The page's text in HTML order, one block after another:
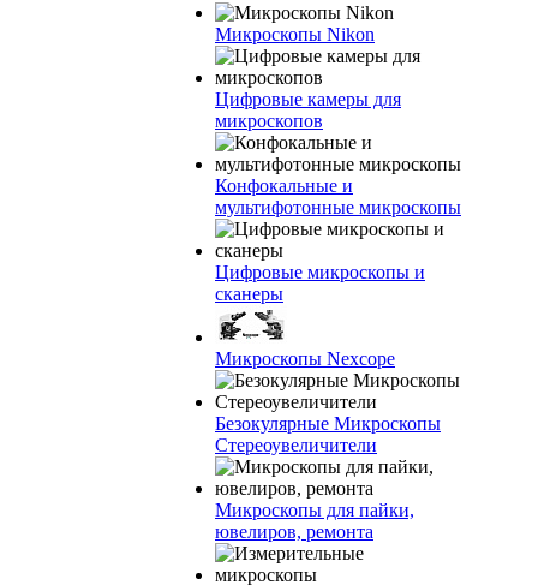
Микроскопы Nikon
Цифровые камеры для
микроскопов
Конфокальные и
мультифотонные микроскопы
Цифровые микроскопы и
сканеры
Микроскопы Nexcope
Безокулярные Микроскопы
Стереоувеличители
Микроскопы для пайки,
ювелиров, ремонта